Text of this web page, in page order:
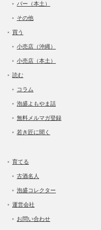
バー（本土）
その他
買う
小売店（沖縄）
小売店（本土）
読む
コラム
泡盛よもやま話
無料メルマガ登録
若き匠に聞く
育てる
古酒名人
泡盛コレクター
運営会社
お問い合わせ